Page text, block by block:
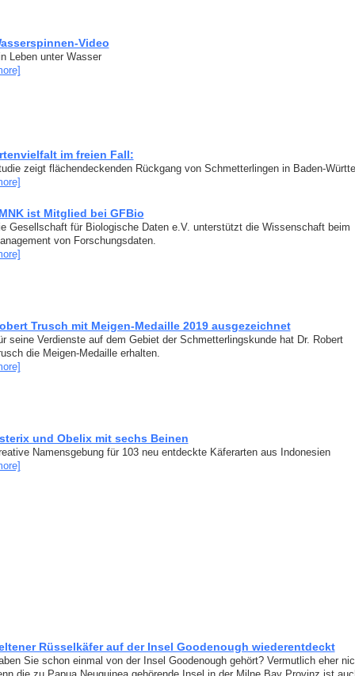
Video
Leben unter Wasser
im freien Fall:
zeigt flächendeckenden Rückgang von Schmetterlingen in Baden-
ist Mitglied bei GFBio
Gesellschaft für Biologische Daten e.V. unterstützt die Wissenschaft beim
von Forschungsdaten.
Trusch mit Meigen-Medaille 2019 ausgezeichnet
seine Verdienste auf dem Gebiet der Schmetterlingskunde hat Dr. Robert
die Meigen-Medaille erhalten.
und Obelix mit sechs Beinen
Namensgebung für 103 neu entdeckte Käferarten aus Indonesien
Rüsselkäfer auf der Insel Goodenough wiederentdeckt
Sie schon einmal von der Insel Goodenough gehört? Vermutlich eher